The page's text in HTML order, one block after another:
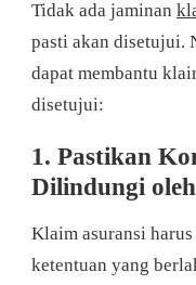
Tidak ada jaminan
pasti akan disetujui.
dapat membantu
disetujui:
1. Pastikan
Dilindungi
Klaim asuransi
ketentuan yang